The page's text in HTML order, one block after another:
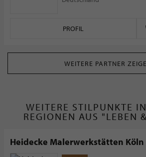
PROFIL
WEITERE PARTNER
WEITERE STILPUNKTE
REGIONEN AUS "LEBEN
Heidecke Malerwerkstätten Köln